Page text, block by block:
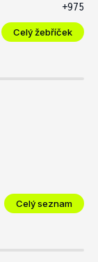
+975
Celý žebříček
Celý seznam